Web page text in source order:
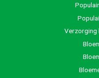
Verzorging